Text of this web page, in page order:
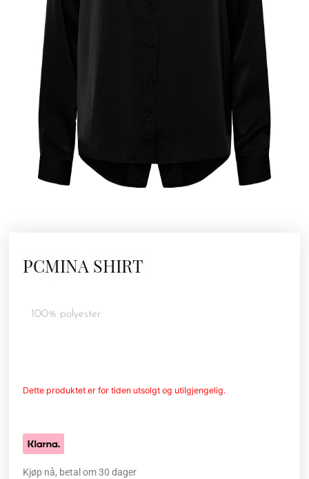
PCMINA SHIRT
100% polyester
Dette produktet er for tiden utsolgt og utilgjengelig.
Kjøp nå, betal om 30 dager